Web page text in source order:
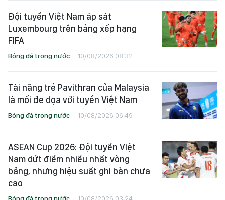
Đội tuyển Việt Nam áp sát
Luxembourg trên bảng xếp hạng
FIFA
Bóng đá trong nước 10/08/2026 08:32
Tài năng trẻ Pavithran của Malaysia
là mối đe dọa với tuyển Việt Nam
Bóng đá trong nước 10/08/2026 06:49
ASEAN Cup 2026: Đội tuyển Việt
Nam dứt điểm nhiều nhất vòng
bảng, nhưng hiệu suất ghi bàn chưa
cao
Bóng đá trong nước 10/08/2026 03:24